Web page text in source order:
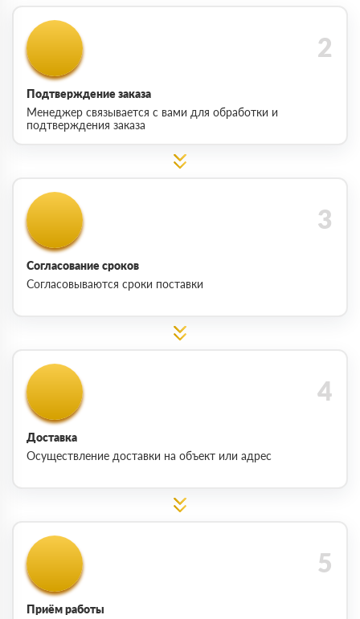
Подтверждение заказа
Менеджер связывается с вами для обработки и
подтверждения заказа
Согласование сроков
Согласовываются сроки поставки
Доставка
Осуществление доставки на объект или адрес
Приём работы